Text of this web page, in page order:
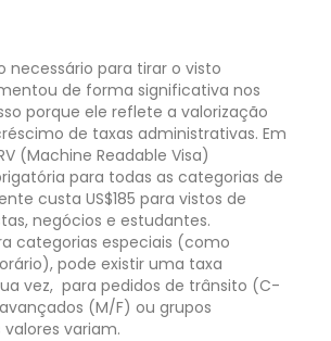
necessário para tirar o visto
de forma significativa nos
porque ele reflete a valorização
de taxas administrativas. Em
(Machine Readable Visa)
para todas as categorias de
custa US$185 para vistos de
negócios e estudantes.
categorias especiais (como
pode existir uma taxa
vez, para pedidos de trânsito (C-
(M/F) ou grupos
variam.